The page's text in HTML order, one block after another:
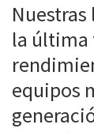
la última
equipos